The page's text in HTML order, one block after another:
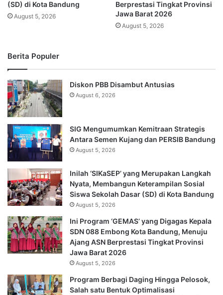
(SD) di Kota Bandung
August 5, 2026
Berprestasi Tingkat Provinsi
Jawa Barat 2026
August 5, 2026
Berita Populer
Diskon PBB Disambut Antusias
August 6, 2026
SIG Mengumumkan Kemitraan Strategis
Antara Semen Kujang dan PERSIB Bandung
August 5, 2026
Inilah ‘SIKaSEP’ yang Merupakan Langkah
Nyata, Membangun Keterampilan Sosial
Siswa Sekolah Dasar (SD) di Kota Bandung
August 5, 2026
Ini Program ‘GEMAS’ yang Digagas Kepala
SDN 088 Embong Kota Bandung, Menuju
Ajang ASN Berprestasi Tingkat Provinsi
Jawa Barat 2026
August 5, 2026
Program Berbagi Daging Hingga Pelosok,
Salah satu Bentuk Optimalisasi